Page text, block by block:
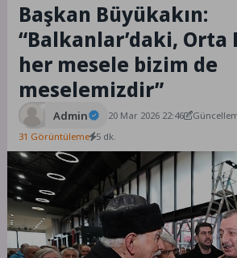
Başkan Büyükakın:
“Balkanlar’daki, Orta
her mesele bizim de
meselemizdir”
Admin 20 Mar 2026 22:46
31 Görüntüleme 5 dk.